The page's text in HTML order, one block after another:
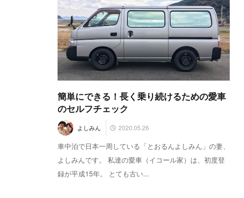
簡単にできる！長く乗り続けるための愛車
のセルフチェック
よしみん 2020.05.26
車中泊で日本一周している「とおるんよしみん」の妻、
よしみんです。 私達の愛車（イコール家）は、初度登
録が平成15年。 とても古い...